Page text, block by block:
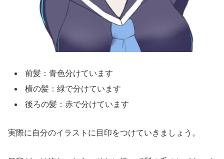
前髪：青色分けています
横の髪：緑で分けています
後ろの髪：赤で分けています
実際に自分のイラストに目印をつけていきましょう。